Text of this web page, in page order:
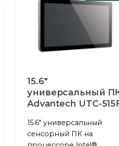
15.6"
универсальный
Advantech UTC-
15.6" универсальный
сенсорный ПК на